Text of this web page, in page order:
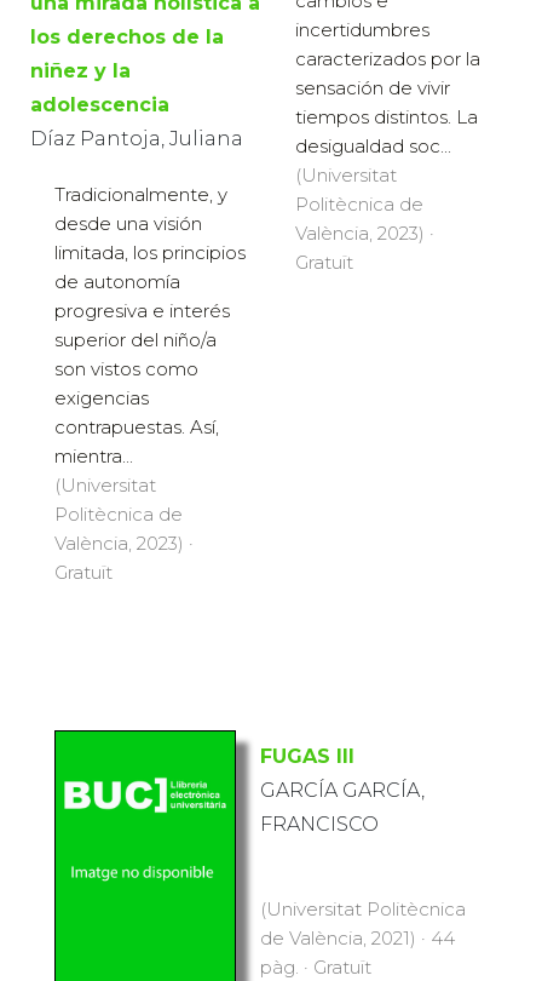
los derechos de la
niñez y la
adolescencia
Díaz Pantoja, Juliana
Tradicionalmente, y
desde una visión
limitada, los principios
de autonomía
progresiva e interés
superior del niño/a
son vistos como
exigencias
contrapuestas. Así,
mientra...
(Universitat
Politècnica de
València, 2023) ·
Gratuït
incertidumbres
caracterizados por la
sensación de vivir
tiempos distintos. La
desigualdad soc...
(Universitat
Politècnica de
València, 2023) ·
Gratuït
FUGAS III
GARCÍA GARCÍA,
FRANCISCO
(Universitat Politècnica
de València, 2021) · 44
pàg. · Gratuït